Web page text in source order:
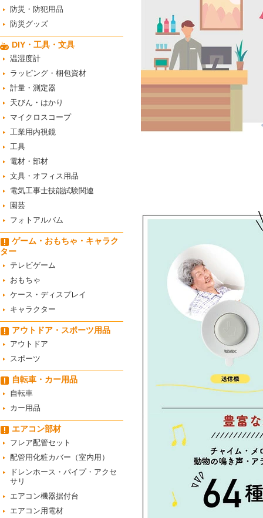
防災・防犯用品
防災グッズ
DIY・工具・文具
温湿度計
ラッピング・梱包資材
計量・測定器
天びん・はかり
マイクロスコープ
工業用内視鏡
工具
電材・部材
文具・オフィス用品
電気工事士技能試験関連
園芸
フォトアルバム
ゲーム・おもちゃ・キャラク
ター
テレビゲーム
おもちゃ
ケース・ディスプレイ
キャラクター
アウトドア・スポーツ用品
アウトドア
スポーツ
自転車・カー用品
自転車
カー用品
エアコン部材
フレア配管セット
配管用化粧カバー（室内用）
ドレンホース・パイプ・アクセ
サリ
エアコン機器据付台
エアコン用電材